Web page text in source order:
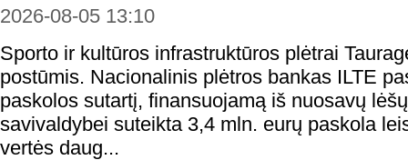
2026-08-05 13:10
Sporto ir kultūros infrastruktūros plėtrai
postūmis. Nacionalinis plėtros bankas ILTE
paskolos sutartį, finansuojamą iš nuosavų
savivaldybei suteikta 3,4 mln. eurų paskola
vertės daug...